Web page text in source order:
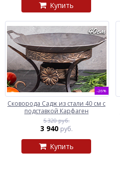
Купить
-26%
Сковорода Садж из стали 40 см с
подставкой Карфаген
5 320 руб.
3 940 руб.
Купить